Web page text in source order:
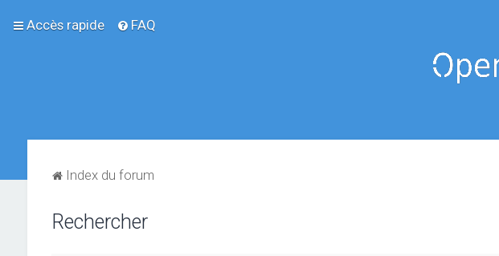
Accès rapide FAQ
Index du forum
Rechercher